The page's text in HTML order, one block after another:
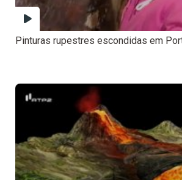
Pinturas rupestres escondidas em